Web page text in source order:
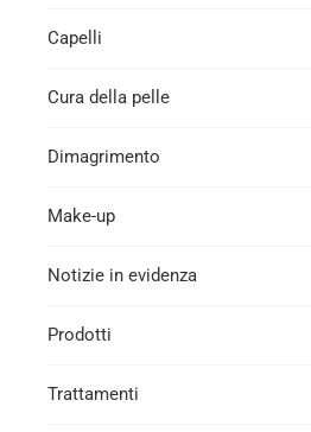
Capelli
Cura della pelle
Dimagrimento
Make-up
Notizie in evidenza
Prodotti
Trattamenti